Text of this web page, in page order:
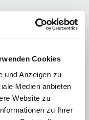
Cookies
und Anzeigen zu
Medien anbieten
Website zu
zu Ihrer